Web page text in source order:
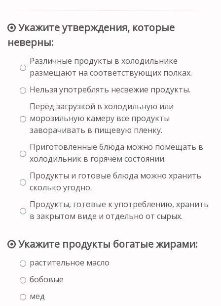
Укажите утверждения, которые
неверны:
Различные продукты в холодильнике
размещают на соответствующих полках.
Нельзя употреблять несвежие продукты.
Перед загрузкой в холодильную или
морозильную камеру все продукты
заворачивать в пищевую пленку.
Приготовленные блюда можно помещать в
холодильник в горячем состоянии.
Продукты и готовые блюда можно хранить
сколько угодно.
Продукты, готовые к употреблению, хранить
в закрытом виде и отдельно от сырых.
Укажите продукты богатые жирами:
растительное масло
бобовые
мед